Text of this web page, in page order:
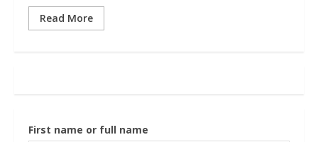
Read More
First name or full name